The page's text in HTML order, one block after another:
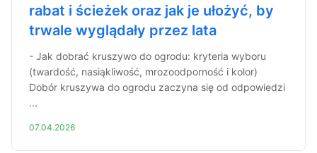
rabat i ścieżek oraz jak je ułożyć, by
trwale wyglądały przez lata
- Jak dobrać kruszywo do ogrodu: kryteria wyboru
(twardość, nasiąkliwość, mrozoodporność i kolor)
Dobór kruszywa do ogrodu zaczyna się od odpowiedzi
...
07.04.2026